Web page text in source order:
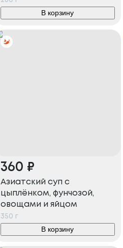
В корзину
360 ₽
Азиатский суп с
цыплёнком, фунчозой,
овощами и яйцом
350 г
В корзину